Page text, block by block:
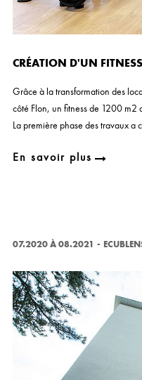
CRÉATION D'UN
Grâce à la transformation des
côté Flon, un fitness de 1200
La première phase des travaux a
En savoir plus
07.2020 À 08.2021 -